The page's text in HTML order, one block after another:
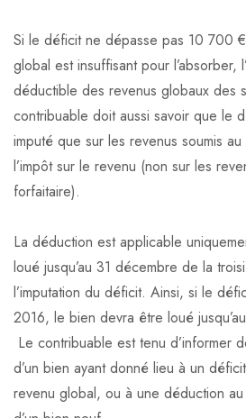
Si le déficit ne dépasse pas 10 700
global est insuffisant pour l’absorber,
déductible des revenus globaux des
contribuable doit aussi savoir que le
imputé que sur les revenus soumis
l’impôt sur le revenu (non sur les
forfaitaire).
La déduction est applicable
loué jusqu’au 31 décembre de la
l’imputation du déficit. Ainsi, si le
2016, le bien devra être loué
Le contribuable est tenu d’informer
d’un bien ayant donné lieu à un
revenu global, ou à une déduction au